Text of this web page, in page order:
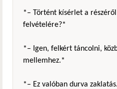
*– Történt kísérlet a
felvételére?*
*– Igen, felkért táncolni,
mellemhez.*
*– Ez valóban durva